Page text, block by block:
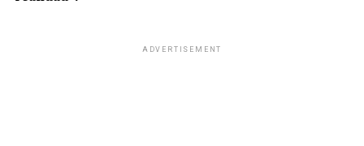
ADVERTISEMENT